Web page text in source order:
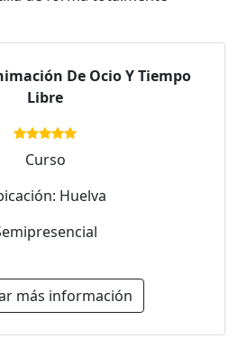
De Ocio Y Tiempo
Libre
Curso
Huelva
más información